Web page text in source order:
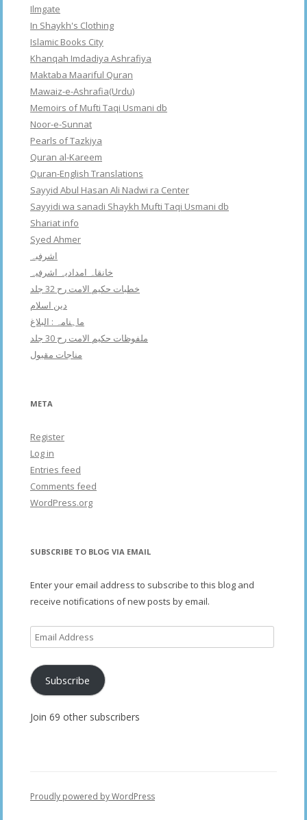
Ilmgate
In Shaykh's Clothing
Islamic Books City
Khanqah Imdadiya Ashrafiya
Maktaba Maariful Quran
Mawaiz-e-Ashrafia(Urdu)
Memoirs of Mufti Taqi Usmani db
Noor-e-Sunnat
Pearls of Tazkiya
Quran al-Kareem
Quran-English Translations
Sayyid Abul Hasan Ali Nadwi ra Center
Sayyidi wa sanadi Shaykh Mufti Taqi Usmani db
Shariat info
Syed Ahmer
اشرفبہ
خانقاہ امدادیہ اشرفیہ
خطبات حکیم الامت رح 32 جلد
دین اسلام
ماہنامہ : البلاغ
ملفوظات حکیم الامت رح 30 جلد
مناجات مقبول
META
Register
Log in
Entries feed
Comments feed
WordPress.org
SUBSCRIBE TO BLOG VIA EMAIL
Enter your email address to subscribe to this blog and
receive notifications of new posts by email.
Email
Address
Subscribe
Join 69 other subscribers
Proudly powered by WordPress